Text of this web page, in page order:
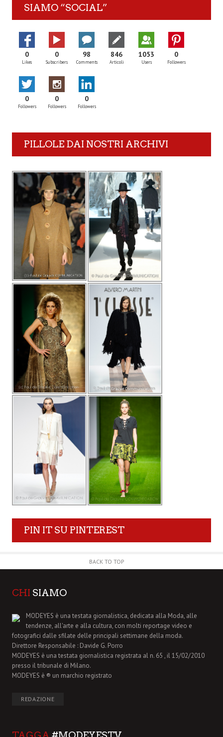
SIAMO “SOCIAL”
0
Likes
0
Subscribers
98
Comments
846
Articoli
1053
Users
0
Followers
0
Followers
0
Followers
0
Followers
PILLOLE DAI NOSTRI ARCHIVI
PIN IT SU PINTEREST
BACK TO TOP
CHI SIAMO
MODEYES è una testata giornalistica, dedicata alla Moda, alle
tendenze, all'arte e alla cultura, con molti reportage video e
fotografici dalle sfilate delle principali settimane della moda.
Direttore Responsabile : Davide G. Porro
MODEYES è una testata giornalistica registrata al n. 65 , il 15/02/2010
presso il tribunale di Milano.
MODEYES è ® un marchio registrato
REDAZIONE